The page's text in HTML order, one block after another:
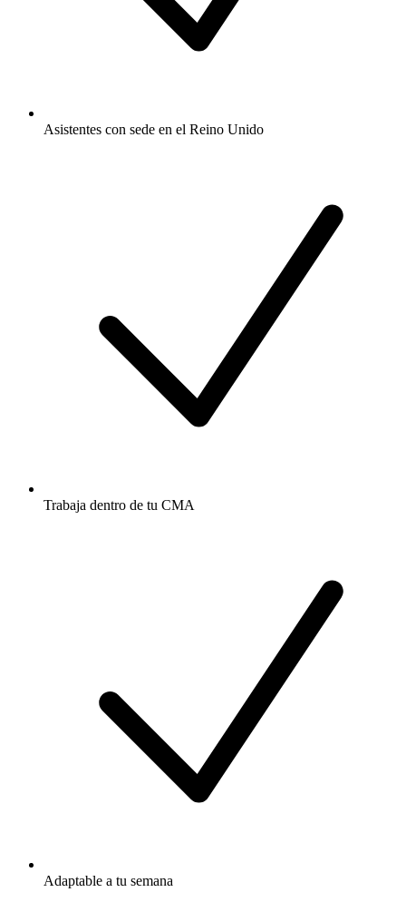
Asistentes con sede en el Reino Unido
Trabaja dentro de tu CMA
Adaptable a tu semana